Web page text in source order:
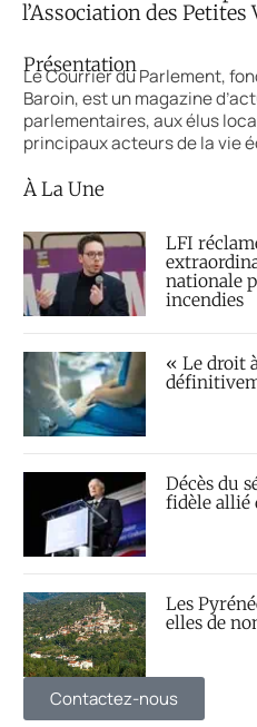
l’Association des Petites
Présentation
Le Courrier du Parlement,
Baroin, est un magazine
parlementaires, aux élus
principaux acteurs de la vie
À La Une
LFI
nationale
incendies
« Le droit
Décès du
fidèle allié
Les
elles de
Contactez-nous